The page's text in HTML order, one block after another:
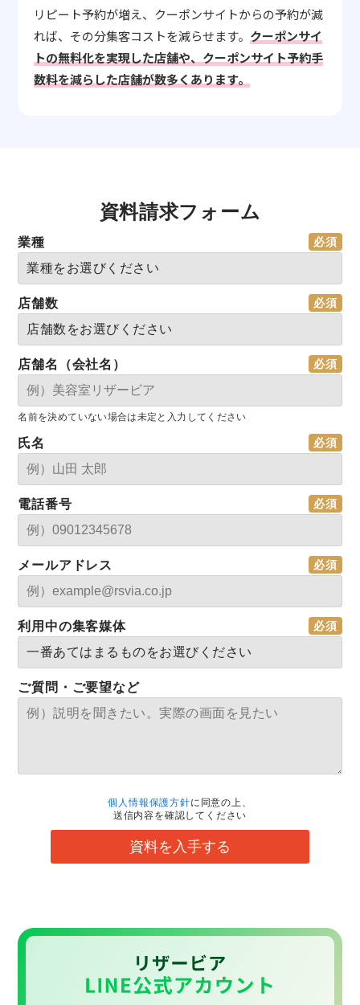
リピート予約が増え、クーポンサイトからの予約が減
れば、その分集客コストを減らせます。クーポンサイ
トの無料化を実現した店舗や、クーポンサイト予約手
数料を減らした店舗が数多くあります。
資料請求フォーム
業種
店舗数
店舗名（会社名）
名前を決めていない場合は未定と入力してください
氏名
電話番号
メールアドレス
利用中の集客媒体
ご質問・ご要望など
個人情報保護方針に同意の上、
送信内容を確認してください
資料を入手する